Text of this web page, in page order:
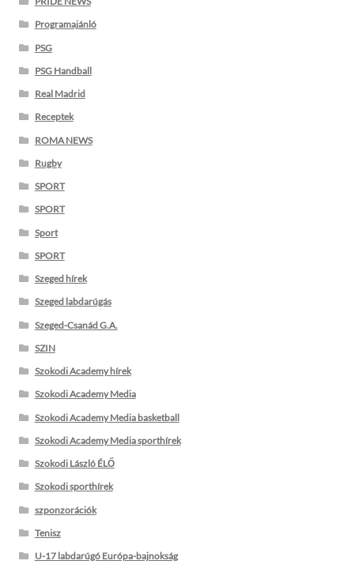
Programajánló
PSG
PSG Handball
Real Madrid
Receptek
ROMA NEWS
Rugby
SPORT
SPORT
Sport
SPORT
Szeged hírek
Szeged labdarúgás
Szeged-Csanád G.A.
SZIN
Szokodi Academy hírek
Szokodi Academy Media
Szokodi Academy Media basketball
Szokodi Academy Media sporthírek
Szokodi László ÉLŐ
Szokodi sporthírek
szponzorációk
Tenisz
U-17 labdarúgó Európa-bajnokság